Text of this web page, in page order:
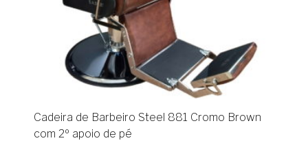
Cadeira de Barbeiro Steel 881 Cromo Brown
com 2º apoio de pé